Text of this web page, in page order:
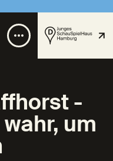
-
um